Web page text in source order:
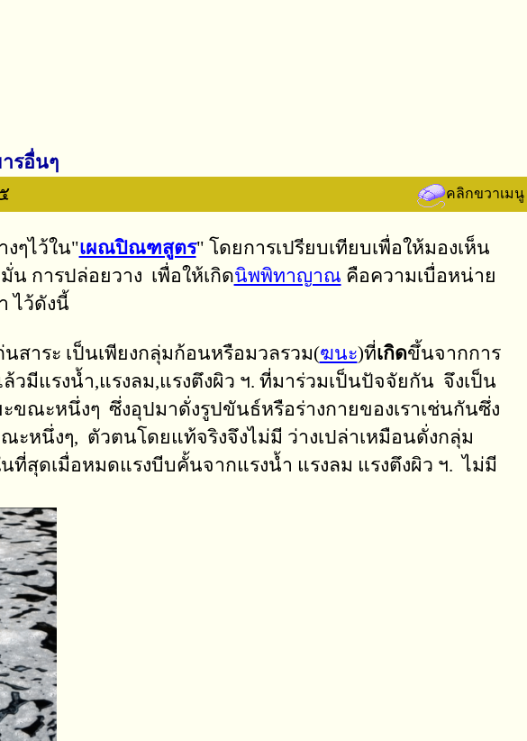
รอื่นๆ
คลิกขวาเมนู
ๆไว้ใน"เผณปิณฑสูตร" โดยการเปรียบเทียบเพื่อให้มองเห็น
น การปล่อยวาง เพื่อให้เกิดนิพพิทาญาณ คือความเบื่อหน่าย
ไว้ดังนี้
าระ เป็นเพียงกลุ่มก้อนหรือมวลรวม(ฆนะ)ที่เกิดขึ้นจากการ
ล้วมีแรงน้ำ,แรงลม,แรงตึงผิว ฯ. ที่มาร่วมเป็นปัจจัยกัน จึงเป็น
ขณะหนึ่งๆ ซึ่งอุปมาดั่งรูปขันธ์หรือร่างกายของเราเช่นกันซึ่ง
หนึ่งๆ, ตัวตนโดยแท้จริงจึงไม่มี ว่างเปล่าเหมือนดั่งกลุ่ม
สุดเมื่อหมดแรงบีบคั้นจากแรงน้ำ แรงลม แรงตึงผิว ฯ. ไม่มี